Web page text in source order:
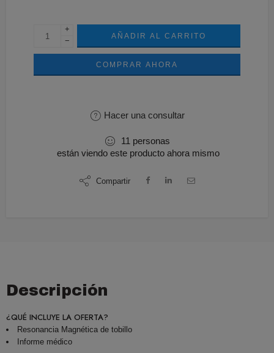
+
−
AÑADIR AL CARRITO
COMPRAR AHORA
Hacer una consultar
11 personas
están viendo este producto ahora mismo
Compartir
Descripción
¿QUÉ INCLUYE LA OFERTA?
Resonancia Magnética de tobillo
Informe médico